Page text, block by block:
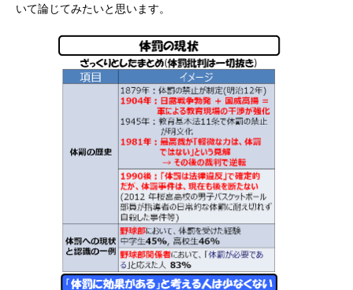
いて論じてみたいと思います。